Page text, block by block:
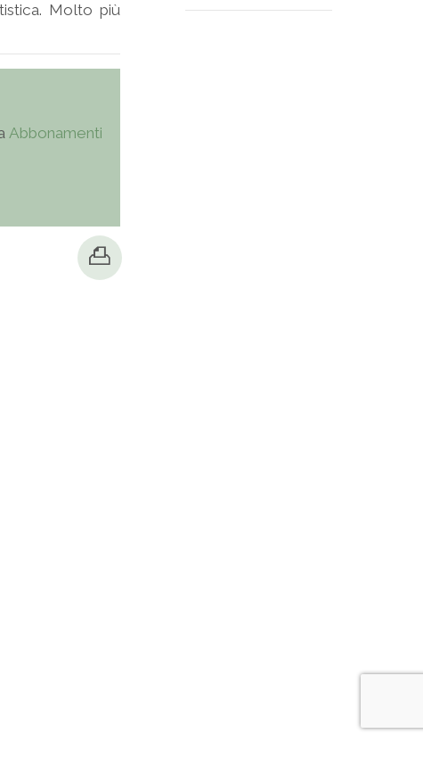
Molto più
Abbonamenti